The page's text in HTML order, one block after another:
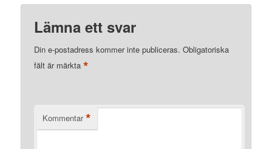
Lämna ett svar
Din e-postadress kommer inte publiceras. Obligatoriska
fält är märkta*
Kommentar *